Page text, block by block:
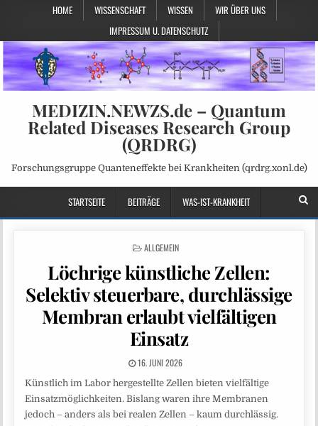
HOME WISSENSCHAFT WISSEN
WIR ÜBER UNS
IMPRESSUM U. DATENSCHUTZ
MEDIZIN.NEWZS.de – Quantum
Related Diseases Research Group
(QRDRG)
Forschungsgruppe Quanteneffekte bei Krankheiten (qrdrg.xonl.de)
STARTSEITE BEITRÄGE WAS-IST-KRANKHEIT
POSTED
ALLGEMEIN
Löchrige künstliche Zellen:
Selektiv steuerbare, durchlässige
Membran erlaubt vielfältigen
Einsatz
16. JUNI 2026
Künstlich im Labor hergestellte Zellen bieten vielfältige
Einsatzmöglichkeiten. Bislang waren ihre Membranen
jedoch – anders als bei realen Zellen – kaum durchlässig.